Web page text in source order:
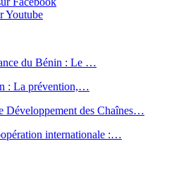
Youtube
du Bénin : Le …
: La prévention,…
Développement des Chaînes…
internationale :…